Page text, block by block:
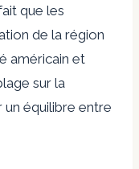
que les
de la région
américain et
sur la
un équilibre entre